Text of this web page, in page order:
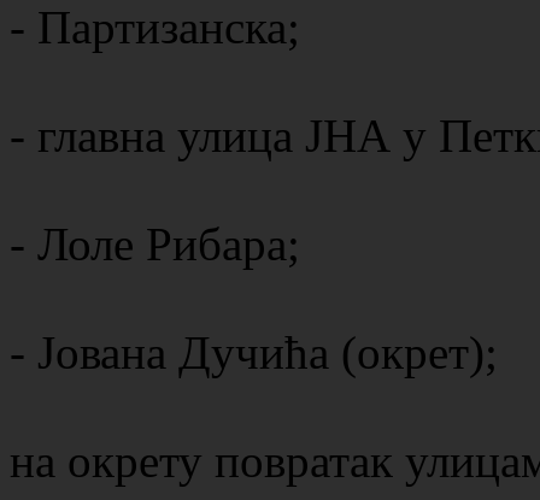
- Партизанска;
- главна улица ЈНА у
- Лоле Рибара;
- Јована Дучића (окрет);
на окрету повратак